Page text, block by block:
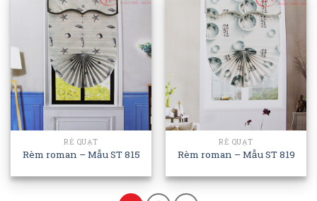
RẺ QUẠT
Rèm roman – Mẫu ST 815
RẺ QUẠT
Rèm roman – Mẫu ST 819